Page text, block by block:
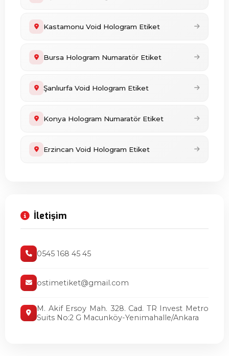
Kastamonu Void Hologram Etiket
Bursa Hologram Numaratör Etiket
Şanlıurfa Void Hologram Etiket
Konya Hologram Numaratör Etiket
Erzincan Void Hologram Etiket
İletişim
0545 168 45 45
ostimetiket@gmail.com
M. Akif Ersoy Mah. 328. Cad. TR Invest Metro
Suits No:2 G Macunköy-Yenimahalle/Ankara